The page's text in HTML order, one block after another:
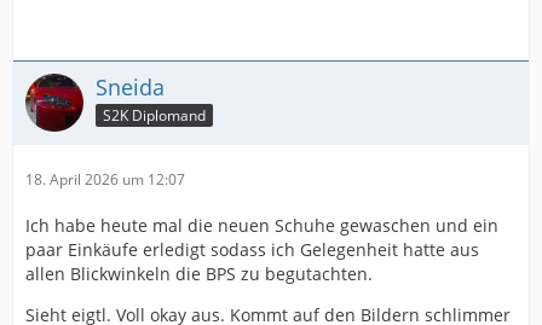
Sneida
S2K Diplomand
18. April 2026 um 12:07
Ich habe heute mal die neuen Schuhe gewaschen und ein
paar Einkäufe erledigt sodass ich Gelegenheit hatte aus
allen Blickwinkeln die BPS zu begutachten.
Sieht eigtl. Voll okay aus. Kommt auf den Bildern schlimmer